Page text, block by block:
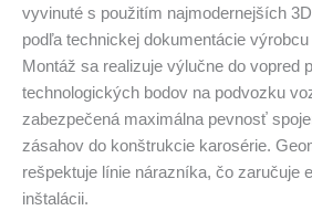
vyvinuté s použitím najmodernejších
podľa technickej dokumentácie
Montáž sa realizuje výlučne do vopred
technologických bodov na podvozku
zabezpečená maximálna pevnosť
zásahov do konštrukcie karosérie.
rešpektuje línie nárazníka, čo zaručuje
inštalácii.